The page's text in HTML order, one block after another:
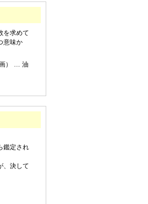
を求めて
意味か
） … 油
鑑定され
、決して